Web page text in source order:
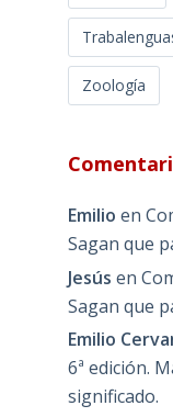
Zoología
Emilio en
Sagan que
Jesús en
Sagan que
Emilio
6ª edición.
significado.